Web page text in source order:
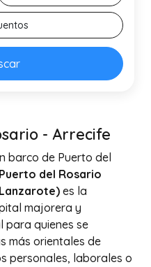
- Arrecife
barco de Puerto del
del Rosario
es la
majorera y
para quienes se
más orientales de
personales, laborales o